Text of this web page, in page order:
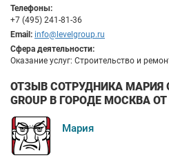
Телефоны:
+7 (495) 241-81-36
Email: info@levelgroup.ru
Сфера деятельности:
Оказание услуг: Строительство и
ОТЗЫВ СОТРУДНИКА МАРИЯ
GROUP В ГОРОДЕ МОСКВА ОТ
Мария